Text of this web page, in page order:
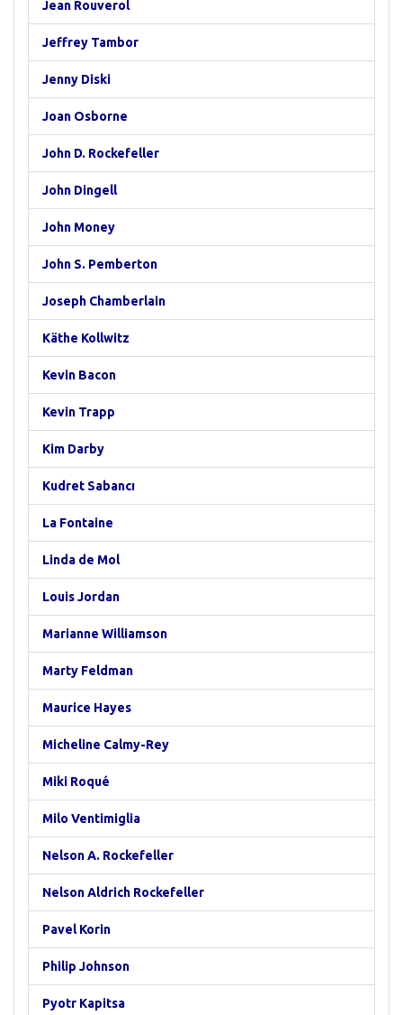
Jean Rouverol
Jeffrey Tambor
Jenny Diski
Joan Osborne
John D. Rockefeller
John Dingell
John Money
John S. Pemberton
Joseph Chamberlain
Käthe Kollwitz
Kevin Bacon
Kevin Trapp
Kim Darby
Kudret Sabancı
La Fontaine
Linda de Mol
Louis Jordan
Marianne Williamson
Marty Feldman
Maurice Hayes
Micheline Calmy-Rey
Miki Roqué
Milo Ventimiglia
Nelson A. Rockefeller
Nelson Aldrich Rockefeller
Pavel Korin
Philip Johnson
Pyotr Kapitsa